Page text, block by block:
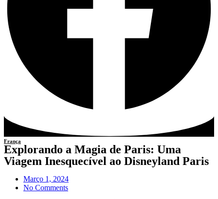
França
Explorando a Magia de Paris: Uma
Viagem Inesquecível ao Disneyland Paris
Março 1, 2024
No Comments